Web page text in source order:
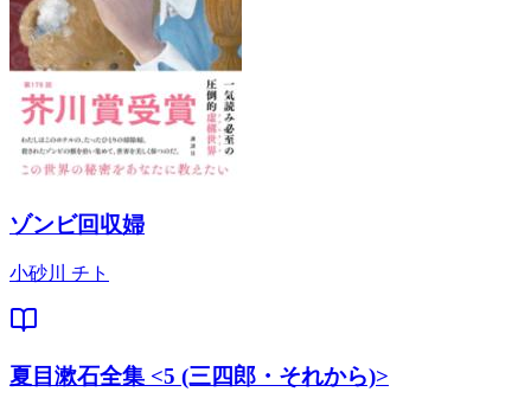
ゾンビ回収婦
小砂川 チト
夏目漱石全集 <5 (三四郎・それから)>